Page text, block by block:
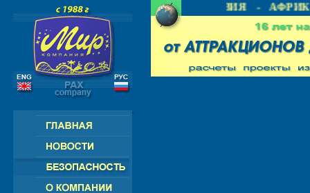
СНГ - ЕВРОПА - АМЕРИКА - АЗИЯ - АФРИКА